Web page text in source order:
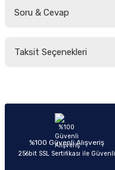
Soru & Cevap
Taksit Seçenekleri
%100 Güvenli Alışveriş
256bit SSL Sertifikası ile Güvenli